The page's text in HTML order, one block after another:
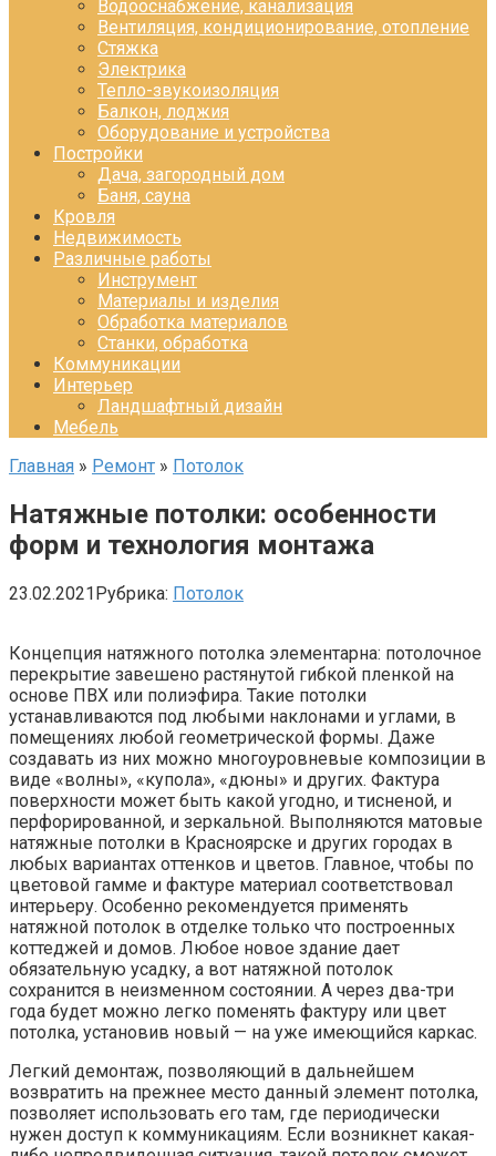
Водооснабжение, канализация
Вентиляция, кондиционирование, отопление
Стяжка
Электрика
Тепло-звукоизоляция
Балкон, лоджия
Оборудование и устройства
Постройки
Дача, загородный дом
Баня, сауна
Кровля
Недвижимость
Различные работы
Инструмент
Материалы и изделия
Обработка материалов
Станки, обработка
Коммуникации
Интерьер
Ландшафтный дизайн
Мебель
Главная » Ремонт » Потолок
Натяжные потолки: особенности
форм и технология монтажа
23.02.2021Рубрика: Потолок
Концепция натяжного потолка элементарна: потолочное
перекрытие завешено растянутой гибкой пленкой на
основе ПВХ или полиэфира. Такие потолки
устанавливаются под любыми наклонами и углами, в
помещениях любой геометрической формы. Даже
создавать из них можно многоуровневые композиции в
виде «волны», «купола», «дюны» и других. Фактура
поверхности может быть какой угодно, и тисненой, и
перфорированной, и зеркальной. Выполняются матовые
натяжные потолки в Красноярске и других городах в
любых вариантах оттенков и цветов. Главное, чтобы по
цветовой гамме и фактуре материал соответствовал
интерьеру. Особенно рекомендуется применять
натяжной потолок в отделке только что построенных
коттеджей и домов. Любое новое здание дает
обязательную усадку, а вот натяжной потолок
сохранится в неизменном состоянии. А через два-три
года будет можно легко поменять фактуру или цвет
потолка, установив новый — на уже имеющийся каркас.
Легкий демонтаж, позволяющий в дальнейшем
возвратить на прежнее место данный элемент потолка,
позволяет использовать его там, где периодически
нужен доступ к коммуникациям. Если возникнет какая-